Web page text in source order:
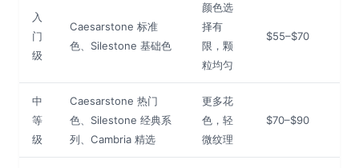
入
门
级
Caesarstone 标准
色、Silestone 基础色
颜色选
择有
限，颗
粒均匀
$55–$70
中
等
级
Caesarstone 热门
色、Silestone 经典系
列、Cambria 精选
更多花
色，轻
微纹理
$70–$90